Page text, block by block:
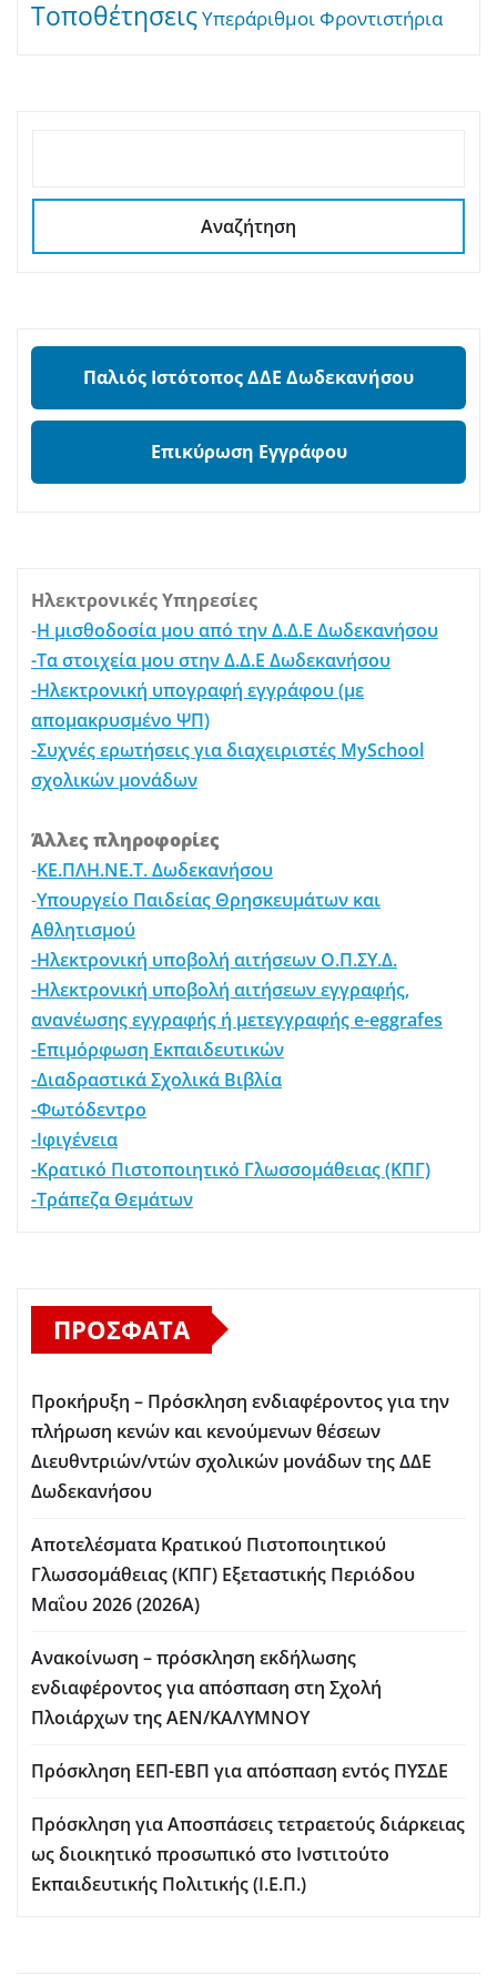
ΤοποθέτησειςΥπεράριθμοι Φροντιστήρια
Αναζήτηση
Παλιός Ιστότοπος ΔΔΕ Δωδεκανήσου
Επικύρωση Εγγράφου
Ηλεκτρονικές Υπηρεσίες
-Η μισθοδοσία μου από την Δ.Δ.Ε Δωδεκανήσου
-Τα στοιχεία μου στην Δ.Δ.Ε Δωδεκανήσου
-Ηλεκτρονική υπογραφή εγγράφου (με
απομακρυσμένο ΨΠ)
-Συχνές ερωτήσεις για διαχειριστές MySchool
σχολικών μονάδων
Άλλες πληροφορίες
-ΚΕ.ΠΛΗ.ΝΕ.Τ. Δωδεκανήσου
-Υπουργείο Παιδείας Θρησκευμάτων και
Αθλητισμού
-Ηλεκτρονική υποβολή αιτήσεων Ο.Π.ΣΥ.Δ.
-Ηλεκτρονική υποβολή αιτήσεων εγγραφής,
ανανέωσης εγγραφής ή μετεγγραφής e-eggrafes
-Επιμόρφωση Εκπαιδευτικών
-Διαδραστικά Σχολικά Βιβλία
-Φωτόδεντρο
-Ιφιγένεια
-Κρατικό Πιστοποιητικό Γλωσσομάθειας (ΚΠΓ)
-Τράπεζα Θεμάτων
ΠΡΌΣΦΑΤΑ
Προκήρυξη – Πρόσκληση ενδιαφέροντος για την
πλήρωση κενών και κενούμενων θέσεων
Διευθντριών/ντών σχολικών μονάδων της ΔΔΕ
Δωδεκανήσου
Αποτελέσματα Κρατικού Πιστοποιητικού
Γλωσσομάθειας (ΚΠΓ) Εξεταστικής Περιόδου
Μαΐου 2026 (2026Α)
Ανακοίνωση – πρόσκληση εκδήλωσης
ενδιαφέροντος για απόσπαση στη Σχολή
Πλοιάρχων της ΑΕΝ/ΚΑΛΥΜΝΟΥ
Πρόσκληση ΕΕΠ-ΕΒΠ για απόσπαση εντός ΠΥΣΔΕ
Πρόσκληση για Aποσπάσεις τετραετούς διάρκειας
ως διοικητικό προσωπικό στο Ινστιτούτο
Εκπαιδευτικής Πολιτικής (Ι.Ε.Π.)